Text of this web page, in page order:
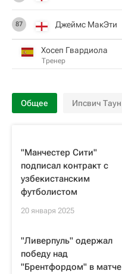
87 Джеймс МакЭти
Хосеп Гвардиола
Тренер
Общее Ипсвич Таун
"Манчестер Сити"
подписал контракт с
узбекистанским
футболистом
20 января 2025
"Ливерпуль" одержал
победу над
"Брентфордом" в матче